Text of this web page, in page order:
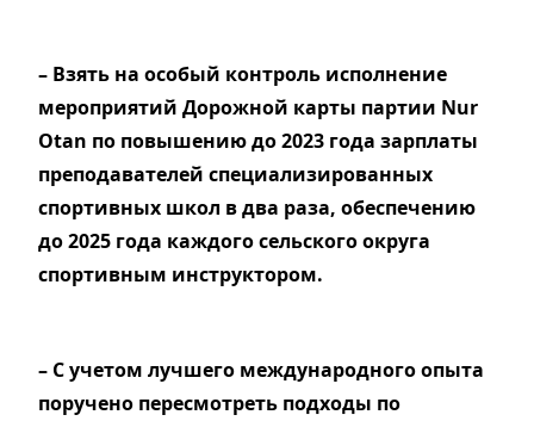
– Взять на особый контроль исполнение
мероприятий Дорожной карты партии Nur
Otan по повышению до 2023 года зарплаты
преподавателей специализированных
спортивных школ в два раза, обеспечению
до 2025 года каждого сельского округа
спортивным инструктором.
– С учетом лучшего международного опыта
поручено пересмотреть подходы по